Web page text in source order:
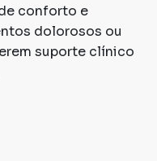
conforto e
dolorosos ou
suporte clínico